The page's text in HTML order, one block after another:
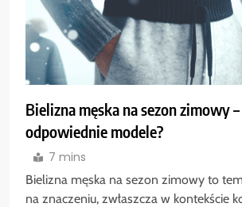
Bielizna męska na sezon zimowy
odpowiednie modele?
7 mins
Bielizna męska na sezon zimowy to
na znaczeniu, zwłaszcza w kontekście